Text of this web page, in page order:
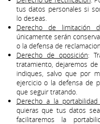
tus datos personales si
lo deseas.
Derecho de limitación
únicamente serán
o la defensa de
Derecho de oposición:
tratamiento, dejaremos
indiques, salvo que por
ejercicio o la defensa de
que seguir tratando.
Derecho a la
quieras que tus datos
facilitaremos la